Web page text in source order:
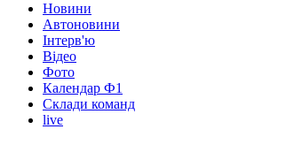
Новини
Автоновини
Інтерв'ю
Відео
Фото
Календар Ф1
Склади команд
live